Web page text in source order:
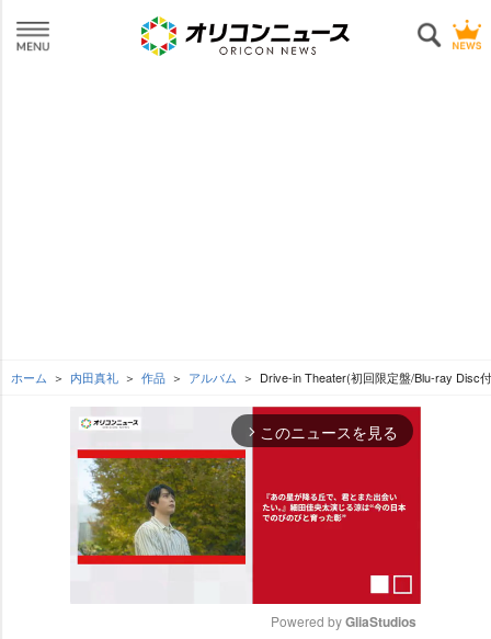
ホーム 内田真礼 作品 アルバム Drive-in Theater(初回限定盤/Blu-ray Disc
arrow_forward_ios このニュースを見る
Powered by GliaStudios